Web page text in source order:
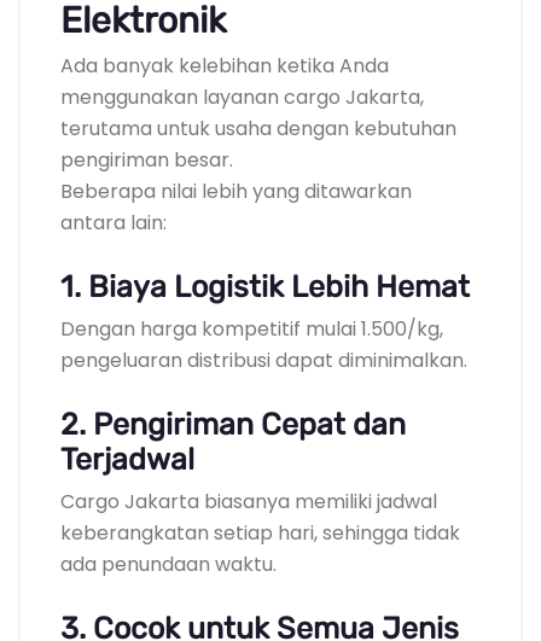
Elektronik
Ada banyak kelebihan ketika Anda
menggunakan layanan cargo Jakarta,
terutama untuk usaha dengan kebutuhan
pengiriman besar.
Beberapa nilai lebih yang ditawarkan
antara lain:
1. Biaya Logistik Lebih Hemat
Dengan harga kompetitif mulai 1.500/kg,
pengeluaran distribusi dapat diminimalkan.
2. Pengiriman Cepat dan
Terjadwal
Cargo Jakarta biasanya memiliki jadwal
keberangkatan setiap hari, sehingga tidak
ada penundaan waktu.
3. Cocok untuk Semua Jenis